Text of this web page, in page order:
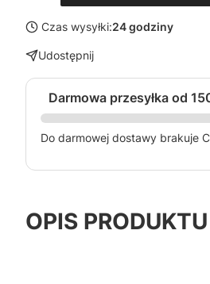
Czas wysyłki:24 godziny
Udostępnij
Darmowa przesyłka od
Do darmowej dostawy brakuje
OPIS PRODUKTU